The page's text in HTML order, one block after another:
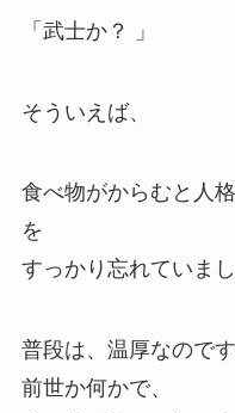
「武士か？ 」
そういえば、
食べ物がからむと人
を
すっかり忘れていま
普段は、温厚なので
前世か何かで、